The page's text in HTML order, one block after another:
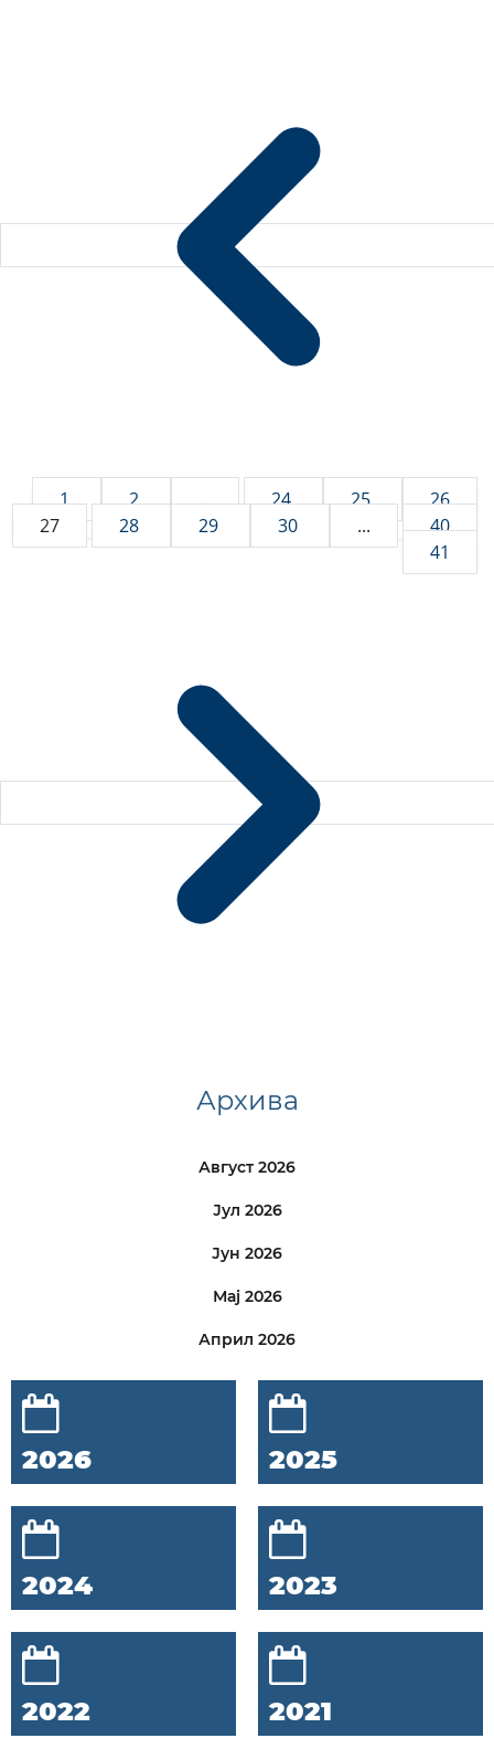
1 2 ... 24 25
26
27
28 29 30 ...
40
41
Архива
Август 2026
Јул 2026
Јун 2026
Мај 2026
Април 2026
2026 2025
2024 2023
2022 2021